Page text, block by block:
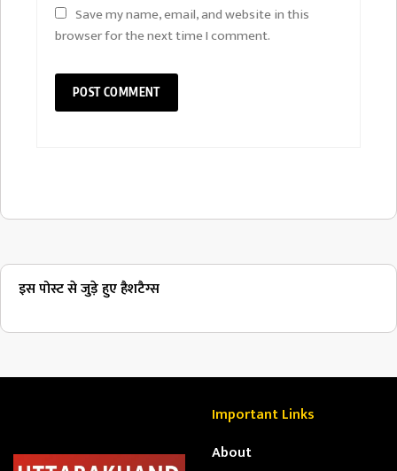
Save my name, email, and website in this
browser for the next time I comment.
इस पोस्ट से जुड़े हुए हैशटैग्स
Important Links
About